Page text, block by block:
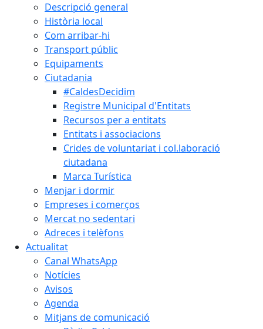
Descripció general
Història local
Com arribar-hi
Transport públic
Equipaments
Ciutadania
#CaldesDecidim
Registre Municipal d'Entitats
Recursos per a entitats
Entitats i associacions
Crides de voluntariat i col.laboració
ciutadana
Marca Turística
Menjar i dormir
Empreses i comerços
Mercat no sedentari
Adreces i telèfons
Actualitat
Canal WhatsApp
Notícies
Avisos
Agenda
Mitjans de comunicació